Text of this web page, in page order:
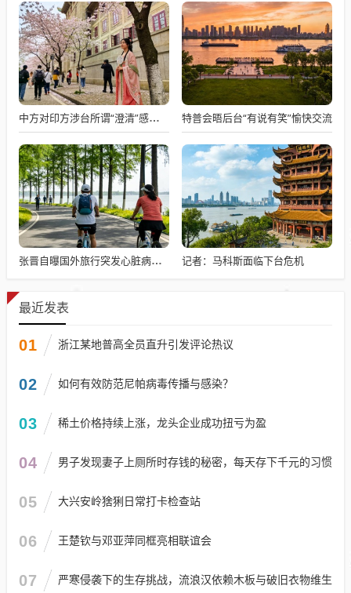
中方对印方涉台所谓“澄清”感到意外 特普会晤后台“有说有笑”愉快交流
张晋自曝国外旅行突发心脏病险丧命 记者：马科斯面临下台危机
最近发表
01 浙江某地普高全员直升引发评论热议
02 如何有效防范尼帕病毒传播与感染？
03 稀土价格持续上涨，龙头企业成功扭亏为盈
04 男子发现妻子上厕所时存钱的秘密，每天存下千元的习惯
05 大兴安岭猞猁日常打卡检查站
06 王楚钦与邓亚萍同框亮相联谊会
07 严寒侵袭下的生存挑战，流浪汉依赖木板与破旧衣物维生